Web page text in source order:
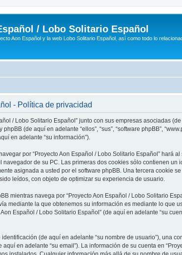
/ Lobo Solitario Español
Aon Español y la web Lobo Solitario Español, así como todo lo
- Política de privacidad
/ Lobo Solitario Español” junto con sus empresas asociadas (de
(de aquí en adelante “ellos”, “sus”, “software phpBB”,
en adelante “su información”).
por “Proyecto Aon Español / Lobo Solitario Español” hará
de su PC. Las primeras dos cookies sólo contienen
asignada a usted por el software phpBB. Una tercera cookie
leídos, con objeto de optimizar su experiencia de usuario.
mientras navega por “Proyecto Aon Español / Lobo Solitario
mediante la que obtenemos su información es mediante lo que
Español / Lobo Solitario Español” (de aquí en adelante “su
(de aquí en adelante “su nombre de usuario”), una
en adelante “su email”). La información de su cuenta en